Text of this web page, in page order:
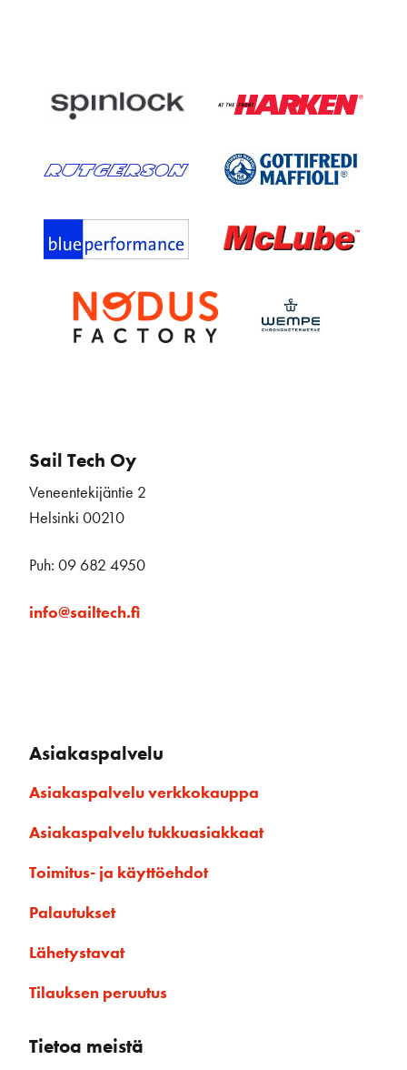
Sail Tech Oy
Veneentekijäntie 2
Helsinki 00210
Puh: 09 682 4950
info@sailtech.fi
Asiakaspalvelu
Asiakaspalvelu verkkokauppa
Asiakaspalvelu tukkuasiakkaat
Toimitus- ja käyttöehdot
Palautukset
Lähetystavat
Tilauksen peruutus
Tietoa meistä